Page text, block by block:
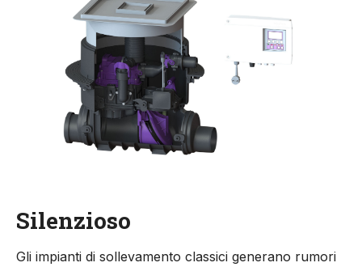
Silenzioso
Gli impianti di sollevamento classici generano rumori